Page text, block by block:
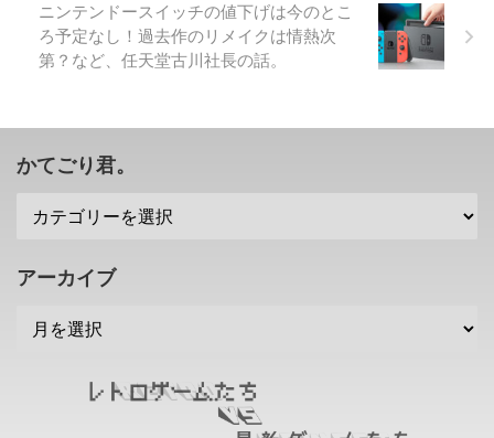
(笑) 「カービィのグルメフェス」
がダウンロード専用タイトルで発
売決定 さて、「星のカービィ デ
シリーズですが。 今回配信され
るのは純粋なアクションというよ
りも、みんなでワイワ ...
ニンテンドースイッチの値下げは今のとこ
ろ予定なし！過去作のリメイクは情熱次
第？など、任天堂古川社長の話。
かてごり君。
アーカイブ